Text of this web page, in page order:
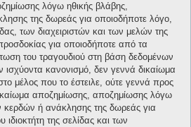
λόγω ηθικής βλάβης,
της δωρεάς για οποιοδήποτε λόγο,
των διαχειριστών και των μελών της
για οποιοδήποτε από τα
του τραγουδιού στη βάση δεδομένων
κανονισμό, δεν γεννά δικαίωμα
μέλος που το έστειλε, ούτε γεννά προς
αποζημίωσης, αποζημίωσης λόγω
κερδών ή ανάκλησης της δωρεάς για
ιδιοκτήτη της σελίδας και των